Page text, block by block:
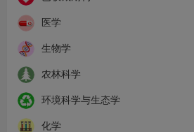
医学
生物学
农林科学
环境科学与生态学
化学